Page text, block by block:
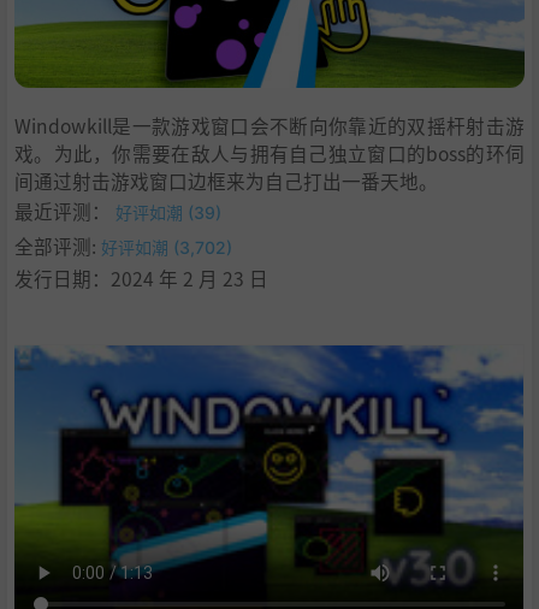
Windowkill是一款游戏窗口会不断向你靠近的双摇杆射击游
戏。为此，你需要在敌人与拥有自己独立窗口的boss的环伺
间通过射击游戏窗口边框来为自己打出一番天地。
最近评测：
好评如潮 (39)
全部评测: 好评如潮 (3,702)
发行日期：2024 年 2 月 23 日